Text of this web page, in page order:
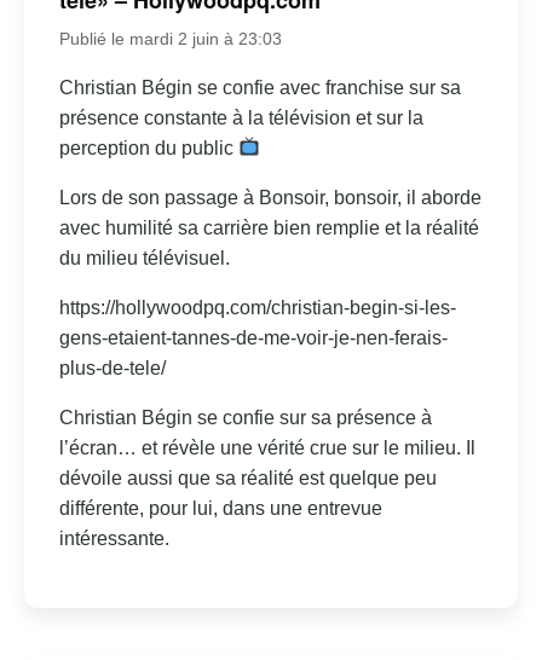
Publié le mardi 2 juin à 23:03
Christian Bégin se confie avec franchise sur sa
présence constante à la télévision et sur la
perception du public
Lors de son passage à Bonsoir, bonsoir, il aborde
avec humilité sa carrière bien remplie et la réalité
du milieu télévisuel.
https://hollywoodpq.com/christian-begin-si-les-
gens-etaient-tannes-de-me-voir-je-nen-ferais-
plus-de-tele/
Christian Bégin se confie sur sa présence à
l’écran… et révèle une vérité crue sur le milieu. Il
dévoile aussi que sa réalité est quelque peu
différente, pour lui, dans une entrevue
intéressante.